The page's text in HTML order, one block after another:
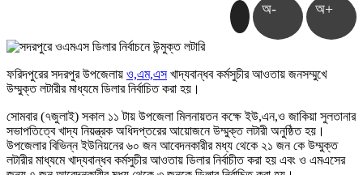
অ- অ+
ফরিদপুরের সদরপুর উপজেলায় ও,এম,এসখাদ্যবান্ধব কর্মসুচীর আওতায় জনসম্মুখে
উম্মুক্ত লটারীর মাধ্যমে ডিলার নির্বাচিত করা হয়।
সোমবার (৭জুলাই) সকাল ১১ টায় উপজেলা মিলনায়তন কক্ষে ইউ,এন,ও জাকিয়া সুলতানার
সভাপতিত্বে খাদ্য নিয়ন্ত্রক অধিদপ্তরের আয়োজনে উম্মুক্ত লটারী অনুষ্ঠিত হয়।
উপজেলার বিভিন্ন ইউনিয়নের ৬০ জন আবেদনকারীর মধ্য থেকে ২১ জন কে উম্মুক্ত
লটারীর মাধ্যমে খাদ্যবান্ধব কর্মসুচীর আওতায় ডিলার নির্বাচীত করা হয় এবং ও এমএসের